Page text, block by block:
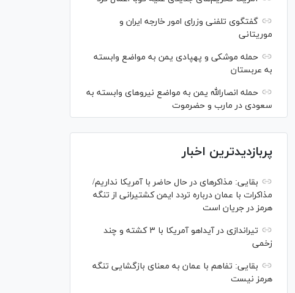
گفتگوی تلفنی وزرای امور خارجه ایران و
موریتانی
حمله موشکی و پهپادی یمن به مواضع وابسته
به عربستان
حمله انصارالله یمن به مواضع نیرو‌های وابسته به
سعودی در مارب و حضرموت
پربازدیدترین اخبار
بقایی: مذاکره‎ای در حال حاضر با آمریکا نداریم/
مذاکرات با عمان درباره تردد ایمن کشتیرانی از تنگه
هرمز در جریان است
تیراندازی در آیداهو آمریکا با ۳ کشته و چند
زخمی
بقایی: تفاهم با عمان به معنای بازگشایی تنگه
هرمز نیست